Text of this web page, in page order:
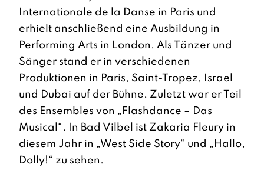
Internationale de la Danse in Paris und
erhielt anschließend eine Ausbildung in
Performing Arts in London. Als Tänzer und
Sänger stand er in verschiedenen
Produktionen in Paris, Saint-Tropez, Israel
und Dubai auf der Bühne. Zuletzt war er Teil
des Ensembles von „Flashdance – Das
Musical“. In Bad Vilbel ist Zakaria Fleury in
diesem Jahr in „West Side Story“ und „Hallo,
Dolly!“ zu sehen.